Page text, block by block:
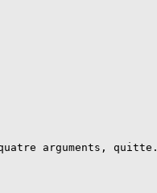
arguments, quitte.